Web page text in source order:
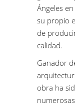
Ángeles
su propio
de
calidad.
Ganador
obra ha